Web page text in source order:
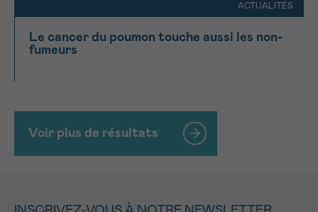
ACTUALITÉS
Le cancer du poumon touche aussi les non-
fumeurs
Voir plus de résultats